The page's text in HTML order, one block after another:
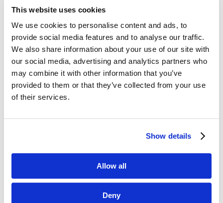
This website uses cookies
We use cookies to personalise content and ads, to
provide social media features and to analyse our traffic.
We also share information about your use of our site with
our social media, advertising and analytics partners who
may combine it with other information that you’ve
provided to them or that they’ve collected from your use
of their services.
Show details
Allow all
Deny
odnaleźćfirmy odzieżowe,
pod przykrywką „zielonych” kolekcji,
ekologicznych materiałów i barwników, często
kryją mało ekologiczne praktyki.
Przykładem organizacji, z której można brać
przykład jestTimberland. Firma ta nawiązała
jakiś czas temu współpracę z malezyjskim
przedsiębiorstwem Green Rubber, które zajmuje
Właśnie z tej gumy wytwarzane są w firmie
podeszwy do butów. Logo marki – drzewko, też
Timberlanda, który w dużym stopniu produkuje
swoją odzież z bawełny pochodzącej
z ekologicznych upraw. To się ceni!
Innym dobrym przykładem jest amerykańska